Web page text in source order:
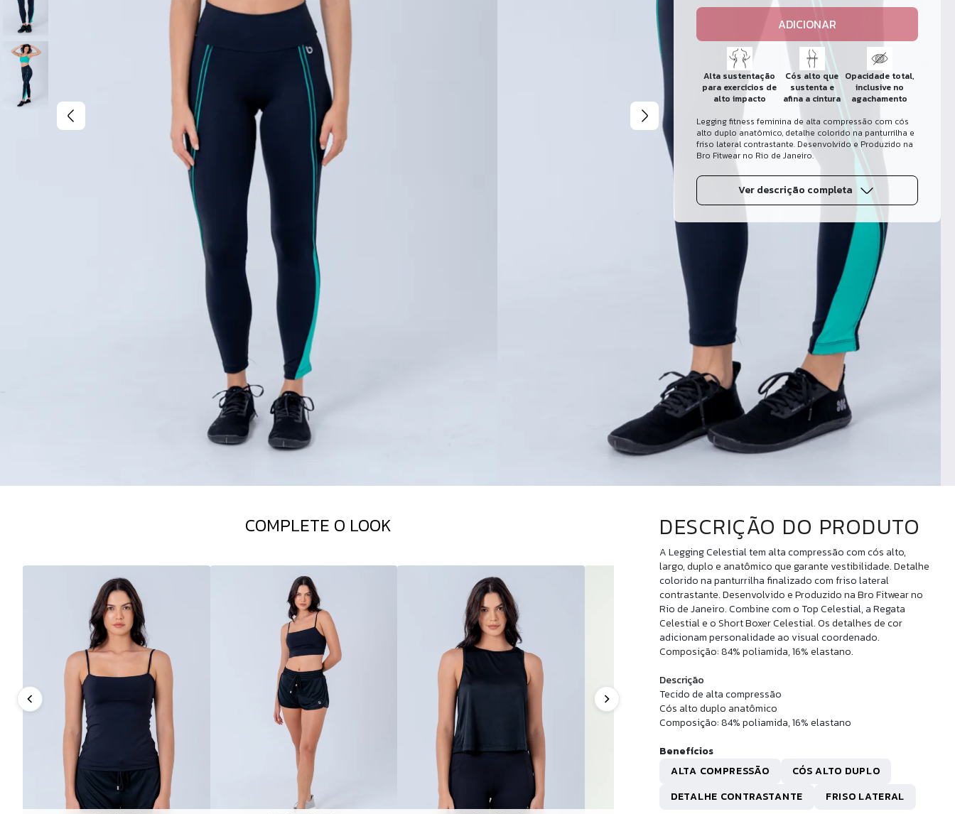
ADICIONAR
Alta sustentação
para exercicios de
alto impacto
Cós alto que
sustenta e
afina a cintura
Opacidade total,
inclusive no
agachamento
Legging fitness feminina de alta compressão com cós
alto duplo anatômico, detalhe colorido na panturrilha e
friso lateral contrastante. Desenvolvido e Produzido na
Bro Fitwear no Rio de Janeiro.
Ver descrição completa
COMPLETE O LOOK
CALÇA LEGGING ATLANTA
R$ 349,90
10x deR$ 34,99sem juros
DESCRIÇÃO DO PRODUTO
A Legging Celestial tem alta compressão com cós alto,
largo, duplo e anatômico que garante vestibilidade. Detalhe
colorido na panturrilha finalizado com friso lateral
contrastante. Desenvolvido e Produzido na Bro Fitwear no
Rio de Janeiro. Combine com o Top Celestial, a Regata
Celestial e o Short Boxer Celestial. Os detalhes de cor
adicionam personalidade ao visual coordenado.
Composição: 84% poliamida, 16% elastano.
Descrição
Tecido de alta compressão
Cós alto duplo anatômico
Composição: 84% poliamida, 16% elastano
Benefícios
ALTA COMPRESSÃO
CÓS ALTO DUPLO
DETALHE CONTRASTANTE
FRISO LATERAL